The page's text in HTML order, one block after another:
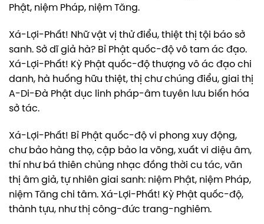
Phật, niệm Pháp, niệm Tăng.
Xá-Lợi-Phất! Nhữ vật vị thử điểu, thiệt thị tội báo sở
sanh. Sở dĩ giả hà? Bỉ Phật quốc-độ vô tam ác đạo.
Xá-Lợi-Phất! Kỳ Phật quốc-độ thượng vô ác đạo chi
danh, hà huống hữu thiệt, thị chư chúng điểu, giai thị
A-Di-Đà Phật dục linh pháp-âm tuyên lưu biến hóa
sở tác.
Xá-Lợi-Phất! Bỉ Phật quốc-độ vi phong xuy động,
chư bảo hàng thọ, cập bảo la võng, xuất vi diệu âm,
thí như bá thiên chủng nhạc đồng thời cu tác, văn
thị âm giả, tự nhiên giai sanh: niệm Phật, niệm Pháp,
niệm Tăng chi tâm. Xá-Lợi-Phất! Kỳ Phật quốc-độ,
thành tựu, như thị công-đức trang-nghiêm.